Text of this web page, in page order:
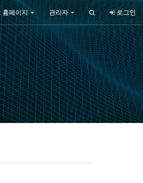
홈페이지 관리자 로그인